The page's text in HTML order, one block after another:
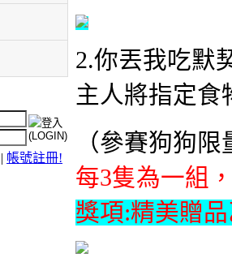
| 帳號註冊!
2.你丟我吃默
主人將指定食
（參賽狗狗限
每3隻為一組
獎項:精美贈